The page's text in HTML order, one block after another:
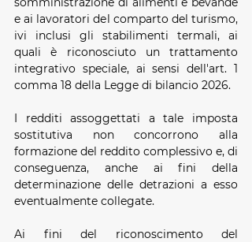
e ai lavoratori del comparto del turismo,
ivi inclusi gli stabilimenti termali, ai
quali è riconosciuto un trattamento
integrativo speciale, ai sensi dell'art. 1
comma 18 della Legge di bilancio 2026.
I redditi assoggettati a tale imposta
sostitutiva non concorrono alla
formazione del reddito complessivo e, di
conseguenza, anche ai fini della
determinazione delle detrazioni a esso
eventualmente collegate.
Ai fini del riconoscimento del